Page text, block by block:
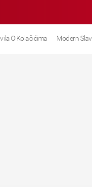
O Kolačićima Modern